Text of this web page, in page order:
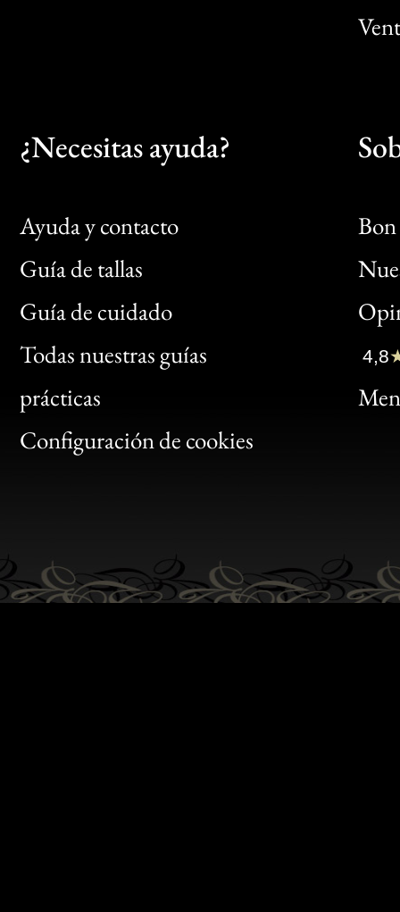
¿Necesitas ayuda?
Ayuda y contacto
Guía de tallas
Guía de cuidado
Todas nuestras guías
prácticas
Configuración de cookies
Bon
Clic
Bon
4,8